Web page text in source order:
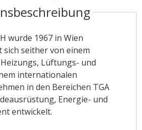
wurde 1967 in Wien
seither von einem
Lüftungs- und
internationalen
in den Bereichen TGA
Energie- und
entwickelt.